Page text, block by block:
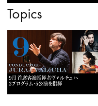
Topics
9月 首席客演指揮者ヴァルチュハ
3プログラム・5公演を指揮